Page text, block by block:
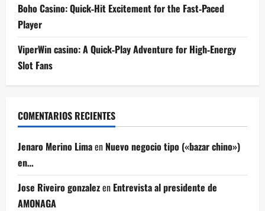
Boho Casino: Quick‑Hit Excitement for the Fast‑Paced
Player
ViperWin casino: A Quick‑Play Adventure for High‑Energy
Slot Fans
COMENTARIOS RECIENTES
Jenaro Merino Limaen Nuevo negocio tipo («bazar chino»)
en…
Jose Riveiro gonzalezen Entrevista al presidente de
AMONAGA